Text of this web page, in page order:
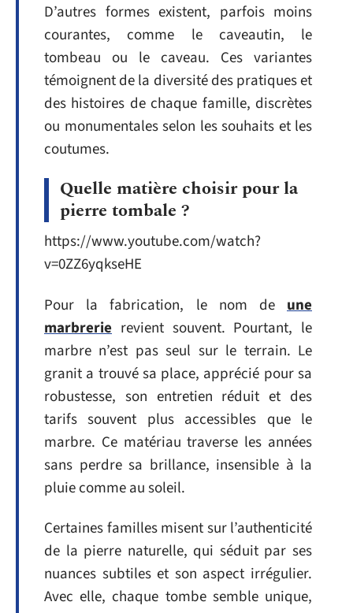
D’autres formes existent, parfois moins
courantes, comme le caveautin, le
tombeau ou le caveau. Ces variantes
témoignent de la diversité des pratiques et
des histoires de chaque famille, discrètes
ou monumentales selon les souhaits et les
coutumes.
Quelle matière choisir pour la
pierre tombale ?
https://www.youtube.com/watch?
v=0ZZ6yqkseHE
Pour la fabrication, le nom de une
marbrerie revient souvent. Pourtant, le
marbre n’est pas seul sur le terrain. Le
granit a trouvé sa place, apprécié pour sa
robustesse, son entretien réduit et des
tarifs souvent plus accessibles que le
marbre. Ce matériau traverse les années
sans perdre sa brillance, insensible à la
pluie comme au soleil.
Certaines familles misent sur l’authenticité
de la pierre naturelle, qui séduit par ses
nuances subtiles et son aspect irrégulier.
Avec elle, chaque tombe semble unique,